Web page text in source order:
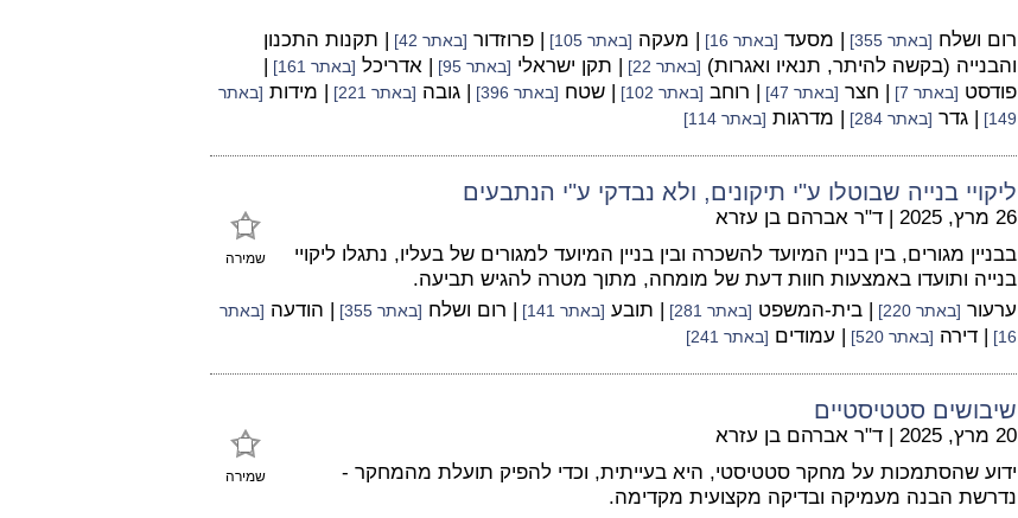
רום ושלח [באתר 355] | מסעד [באתר 16] | מעקה [באתר 105] | פרוזדור [באתר 42]
| תקנות התכנון
והבנייה (בקשה להיתר, תנאיו ואגרות) [באתר 22] | תקן ישראלי [באתר 95] | אדריכל [באתר 161]
|
פודסט [באתר 7] | חצר [באתר 47] | רוחב [באתר 102] | שטח [באתר 396] | גובה [באתר 221] | מידות [באתר
149]
| גדר [באתר 284] | מדרגות [באתר 114]
ליקויי בנייה שבוטלו ע"י תיקונים, ולא נבדקי ע"י הנתבעים
שמירה
26 מרץ, 2025 | ד"ר אברהם בן עזרא
בבניין מגורים, בין בניין המיועד להשכרה ובין בניין המיועד למגורים של בעליו, נתגלו ליקויי
בנייה ותועדו באמצעות חוות דעת של מומחה, מתוך מטרה להגיש תביעה.
ערעור [באתר 220] | בית-המשפט [באתר 281] | תובע [באתר 141] | רום ושלח [באתר 355] | הודעה [באתר
16]
| דירה [באתר 520] | עמודים [באתר 241]
שיבושים סטטיסטיים
שמירה
20 מרץ, 2025 | ד"ר אברהם בן עזרא
ידוע שהסתמכות על מחקר סטטיסטי, היא בעייתית, וכדי להפיק תועלת מהמחקר -
נדרשת הבנה מעמיקה ובדיקה מקצועית מקדימה.